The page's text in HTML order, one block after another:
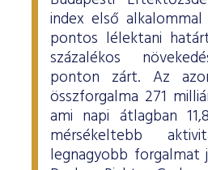
index első
pontos lélektani
százalékos
ponton zárt. Az
összforgalma 271
ami napi átlagban
mérsékeltebb
legnagyobb forgalmat